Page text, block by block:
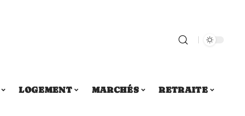
LOGEMENT MARCHÉS
RETRAITE